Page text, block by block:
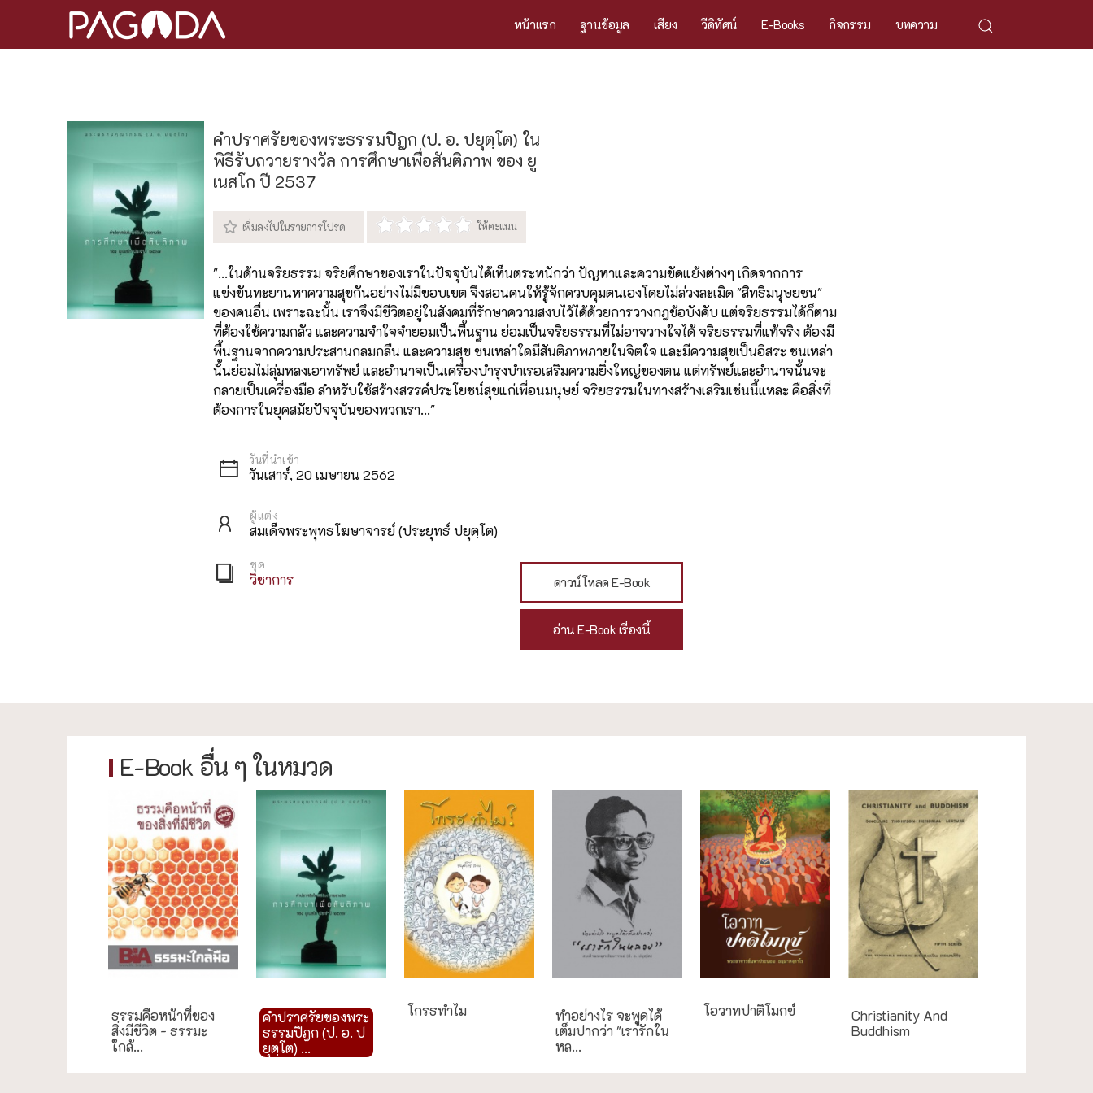
หน้าแรก ฐานข้อมูล เสียง วีดิทัศน์ E-Books กิจกรรม บทความ
คำปราศรัยของพระธรรมปิฎก (ป. อ. ปยุตฺโต) ใน
พิธีรับถวายรางวัล การศึกษาเพื่อสันติภาพ ของ ยู
เนสโก ปี 2537
"...ในด้านจริยธรรม จริยศึกษาของเราในปัจจุบันได้เห็นตระหนักว่า ปัญหาและความขัดแย้งต่างๆ เกิดจากการ
แข่งขันทะยานหาความสุขกันอย่างไม่มีขอบเขต จึงสอนคนให้รู้จักควบคุมตนเองโดยไม่ล่วงละเมิด "สิทธิมนุษยชน"
ของคนอื่น เพราะฉะนั้น เราจึงมีชีวิตอยู่ในสังคมที่รักษาความสงบไว้ได้ด้วยการวางกฎข้อบังคับ แต่จริยธรรมได้ก็ตาม
ที่ต้องใช้ความกลัว และความจำใจจำยอมเป็นพื้นฐาน ย่อมเป็นจริยธรรมที่ไม่อาจวางใจได้ จริยธรรมที่แท้จริง ต้องมี
พื้นฐานจากความประสานกลมกลืน และความสุข ชนเหล่าใดมีสันติภาพภายในจิตใจ และมีความสุขเป็นอิสระ ชนเหล่า
นั้นย่อมไม่ลุ่มหลงเอาทรัพย์ และอำนาจเป็นเครื่องบำรุงบำเรอเสริมความยิ่งใหญ่ของตน แต่ทรัพย์และอำนาจนั้นจะ
กลายเป็นเครื่องมือ สำหรับใช้สร้างสรรค์ประโยชน์สุขแก่เพื่อนมนุษย์ จริยธรรมในทางสร้างเสริมเช่นนี้แหละ คือสิ่งที่
ต้องการในยุคสมัยปัจจุบันของพวกเรา..."
วันเสาร์, 20 เมษายน 2562
ผู้แต่ง
สมเด็จพระพุทธโฆษาจารย์ (ประยุทธ์ ปยุตฺโต)
ชุด
วิชาการ ดาวน์โหลด E-Book
อ่าน E-Book เรื่องนี้
E-Book อื่น ๆ ในหมวด
ธรรมคือหน้าที่ของ
สิ่งมีชีวิต - ธรรมะ
ใกล้...
คำปราศรัยของพระ
ธรรมปิฎก (ป. อ. ป
ยุตฺโต) ...
โกรธทำไม
ทำอย่างไร จะพูดได้
เต็มปากว่า "เรารักใน
หล...
โอวาทปาติโมกข์
Christianity And
Buddhism